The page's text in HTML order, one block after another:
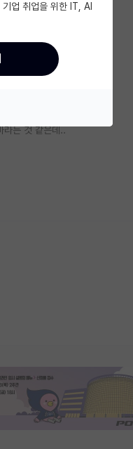
라는 것 같은데..
업 취업을 위한 IT, AI